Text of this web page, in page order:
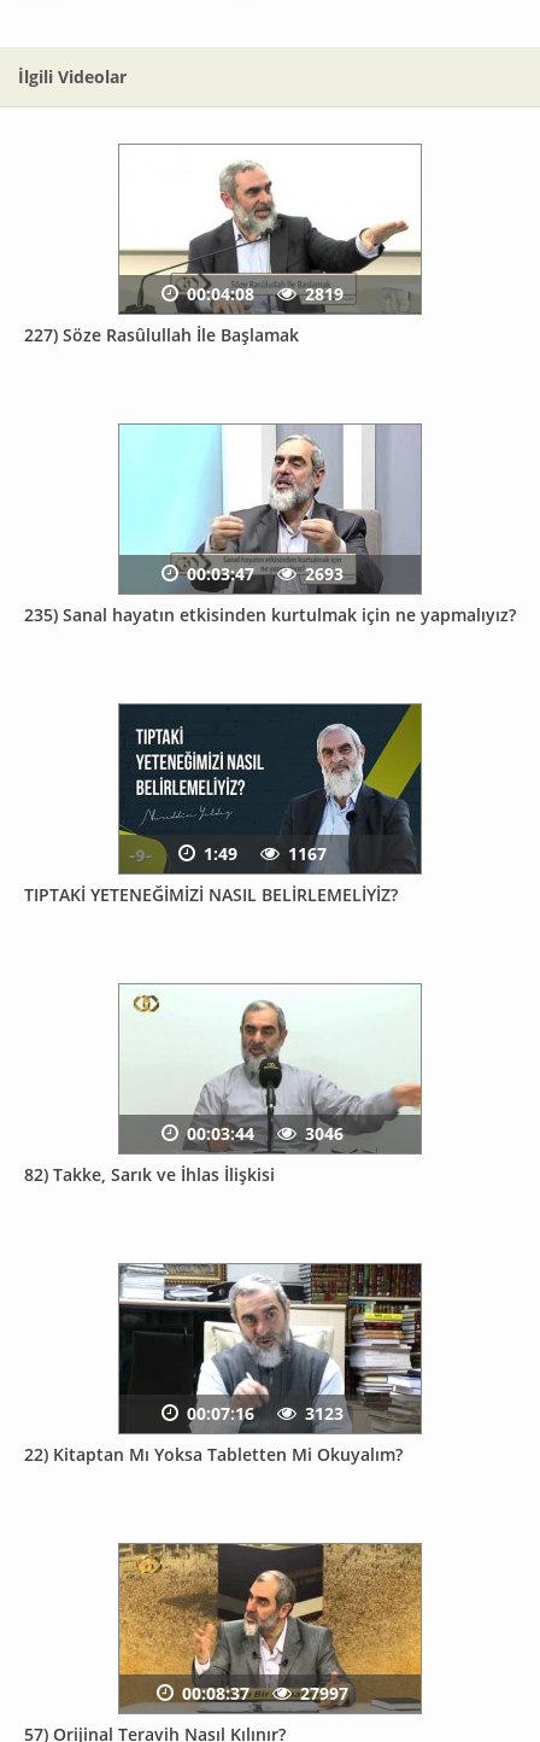
İlgili Videolar
227) Söze Rasûlullah İle Başlamak
00:04:08 2819
235) Sanal hayatın etkisinden kurtulmak için ne yapmalıyız?
00:03:47 2693
TIPTAKİ YETENEĞİMİZİ NASIL BELİRLEMELİYİZ?
1:49 1167
82) Takke, Sarık ve İhlas İlişkisi
00:03:44 3046
22) Kitaptan Mı Yoksa Tabletten Mi Okuyalım?
00:07:16 3123
57) Orijinal Teravih Nasıl Kılınır?
00:08:37 27997